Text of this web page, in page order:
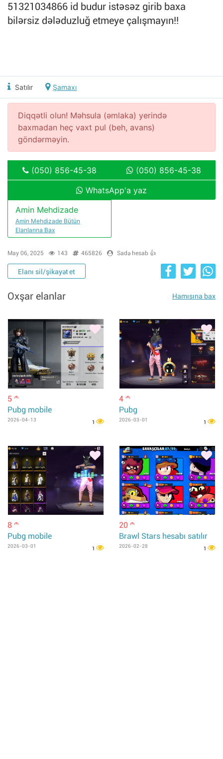
51321034866 id budur istəsəz girib baxa
bilərsiz dələduzluğ etmeye çalışmayın!!
Satılır Şamaxı
Diqqətli olun! Məhsula (əmlaka) yerində
baxmadan heç vaxt pul (beh, avans)
göndərməyin.
(050) 856-45-38
(050) 856-45-38
WhatsApp'a yaz
Amin Mehdizade
Amin Mehdizade Bütün
Elanlarına Bax
May 06, 2025 143 465826 Sadə hesab 👍
Elanı sil/şikayət et
Oxşar elanlar Hamısına bax
5 m
Pubg mobile
2026-04-13 1
4 m
Pubg
2026-03-01 1
8 m
Pubg mobile
2026-03-01 1
20 m
Brawl Stars hesabı satılır
2026-02-28 1